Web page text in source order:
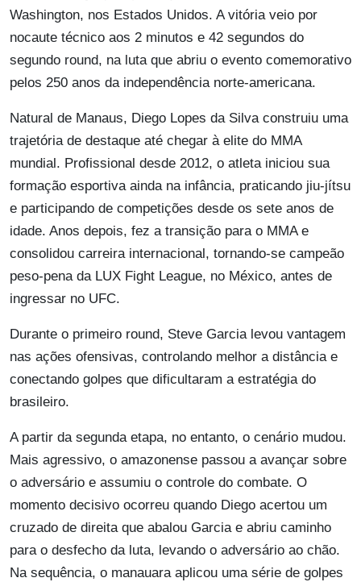
Washington, nos Estados Unidos. A vitória veio por
nocaute técnico aos 2 minutos e 42 segundos do
segundo round, na luta que abriu o evento comemorativo
pelos 250 anos da independência norte-americana.
Natural de Manaus, Diego Lopes da Silva construiu uma
trajetória de destaque até chegar à elite do MMA
mundial. Profissional desde 2012, o atleta iniciou sua
formação esportiva ainda na infância, praticando jiu-jítsu
e participando de competições desde os sete anos de
idade. Anos depois, fez a transição para o MMA e
consolidou carreira internacional, tornando-se campeão
peso-pena da LUX Fight League, no México, antes de
ingressar no UFC.
Durante o primeiro round, Steve Garcia levou vantagem
nas ações ofensivas, controlando melhor a distância e
conectando golpes que dificultaram a estratégia do
brasileiro.
A partir da segunda etapa, no entanto, o cenário mudou.
Mais agressivo, o amazonense passou a avançar sobre
o adversário e assumiu o controle do combate. O
momento decisivo ocorreu quando Diego acertou um
cruzado de direita que abalou Garcia e abriu caminho
para o desfecho da luta, levando o adversário ao chão.
Na sequência, o manauara aplicou uma série de golpes